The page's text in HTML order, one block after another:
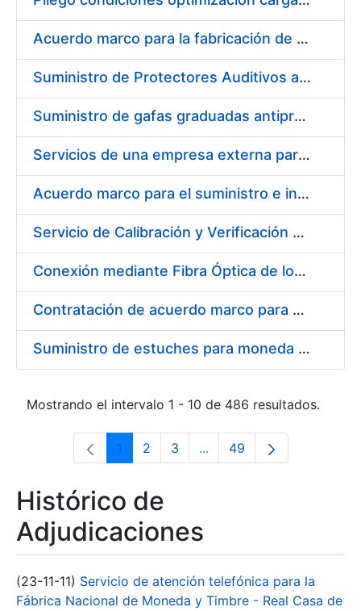
Acuerdo marco para la fabricación de piezas
Suministro de Protectores Auditivos a medida para las personas trabajadoras de los Centros de Trabajo de Madrid y Burgos
Suministro de gafas graduadas antiproyecciones para los trabajadores de la FNMT-RCM en los centros de trabajo de Madrid y Burgos
Servicios de una empresa externa para el asesoramiento y resolución de los recursos de alzada que se presentan relacionados con procesos de selección para la FNMT-RCM
Acuerdo marco para el suministro e instalación de persianas, estores y otros complementos
Servicio de Calibración y Verificación Externa de los Equipos de Medición del Servicio de Prevención de la FNMT-RCM
Conexión mediante Fibra Óptica de los Centros de Proceso de Datos (CPDs) de las sedes de la FNMT-RCM de Burgos y Madrid
Contratación de acuerdo marco para el Suministro de Material de Electricidad para la Fábrica Nacional de Moneda y Timbre-Real Casa de la Moneda en su centro de trabajo de Burgos
Suministro de estuches para moneda de 30 €
Mostrando el intervalo 1 - 10 de 486 resultados.
Página
1 Página
2 Página
3 ...Páginas intermedias Use
Página
49
Histórico de
Adjudicaciones
(23-11-11) Servicio de atención telefónica para la
Fábrica Nacional de Moneda y Timbre - Real Casa de